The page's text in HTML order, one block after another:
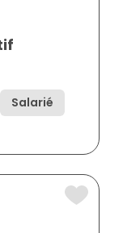
Salarié